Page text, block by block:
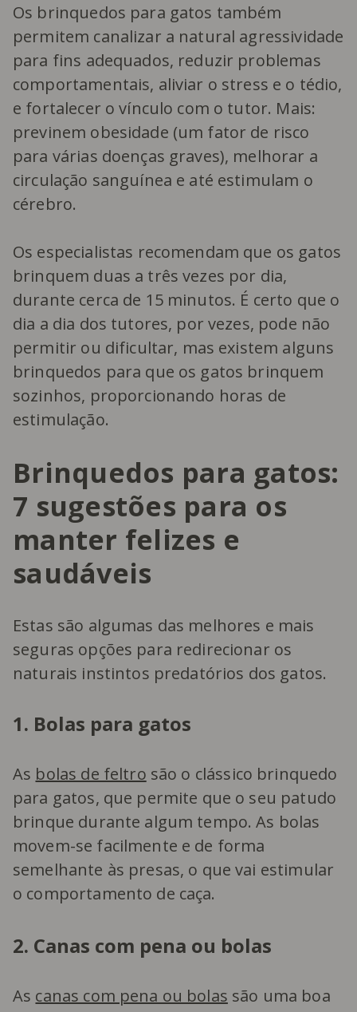
Os brinquedos para gatos também
permitem canalizar a natural agressividade
para fins adequados, reduzir problemas
comportamentais, aliviar o stress e o tédio,
e fortalecer o vínculo com o tutor. Mais:
previnem obesidade (um fator de risco
para várias doenças graves), melhorar a
circulação sanguínea e até estimulam o
cérebro.
Os especialistas recomendam que os gatos
brinquem duas a três vezes por dia,
durante cerca de 15 minutos. É certo que o
dia a dia dos tutores, por vezes, pode não
permitir ou dificultar, mas existem alguns
brinquedos para que os gatos brinquem
sozinhos, proporcionando horas de
estimulação.
Brinquedos para gatos:
7 sugestões para os
manter felizes e
saudáveis
Estas são algumas das melhores e mais
seguras opções para redirecionar os
naturais instintos predatórios dos gatos.
1. Bolas para gatos
As bolas de feltro são o clássico brinquedo
para gatos, que permite que o seu patudo
brinque durante algum tempo. As bolas
movem-se facilmente e de forma
semelhante às presas, o que vai estimular
o comportamento de caça.
2. Canas com pena ou bolas
As canas com pena ou bolas são uma boa